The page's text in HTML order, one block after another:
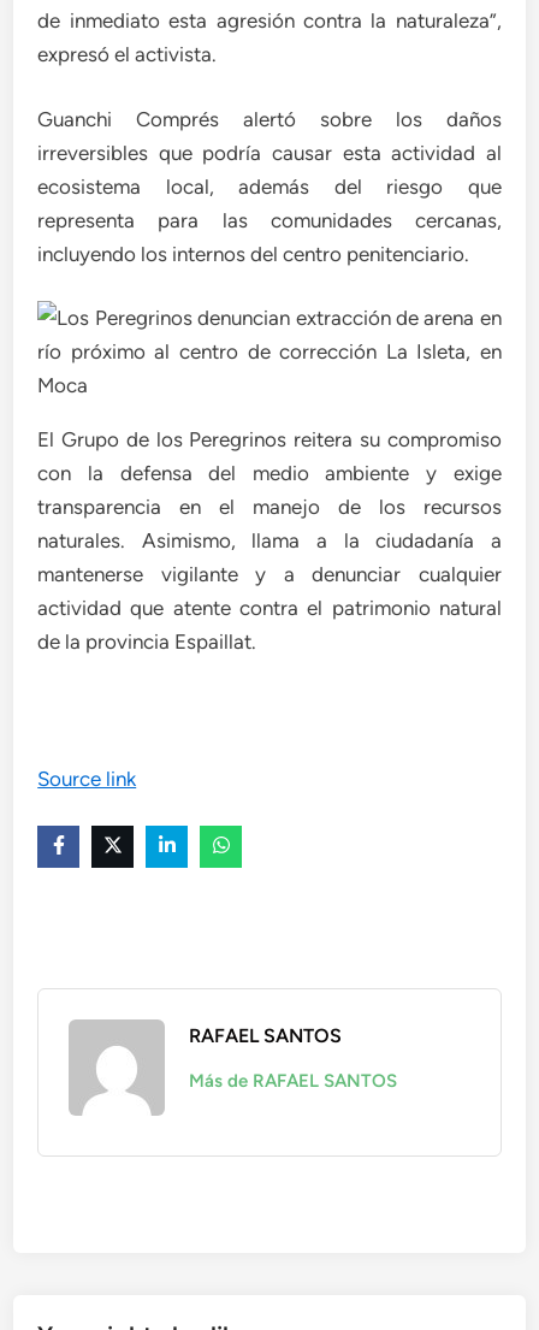
de inmediato esta agresión contra la naturaleza”,
expresó el activista.
Guanchi Comprés alertó sobre los daños
irreversibles que podría causar esta actividad al
ecosistema local, además del riesgo que
representa para las comunidades cercanas,
incluyendo los internos del centro penitenciario.
El Grupo de los Peregrinos reitera su compromiso
con la defensa del medio ambiente y exige
transparencia en el manejo de los recursos
naturales. Asimismo, llama a la ciudadanía a
mantenerse vigilante y a denunciar cualquier
actividad que atente contra el patrimonio natural
de la provincia Espaillat.
Source link
RAFAEL SANTOS
Más de RAFAEL SANTOS